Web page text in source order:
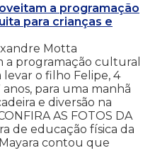
a programação
para crianças e
Motta
a programação cultural
o filho Felipe, 4
anos, para uma manhã
e diversão na
AS FOTOS DA
de educação física da
contou que